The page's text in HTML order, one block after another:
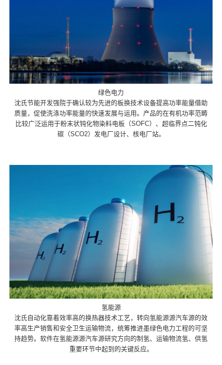
绿色电力
沈氏节能开发强院于确认较为先进的板换技术设备提高功率能量借助
质量，促使洗涤功率能量的快速发展与运用。产品的在有机功率范畴
比较广泛运用于粉末状钝化物染料电板（SOFC）、超临界点二钝化
碳（SCO2）发电厂设计、核电厂站。
氢能源
沈氏自动化靠着效率高的换热器技术工艺，转向氢能源源汽车源的效
率高生产销售和安全卫生运输物流，统筹推进墨绿色电力工程的可坚
持趋势。软件在氢能源源汽车源研究方向的制氢、运输物流氢、供氢
重要环节中起到的关键反应。